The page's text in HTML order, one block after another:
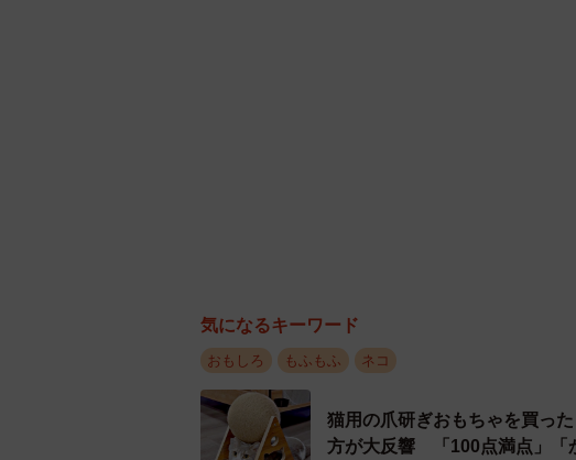
気になるキーワード
おもしろ もふもふ ネコ
猫用の爪研ぎおもちゃを買っ
方が大反響 「100点満点」「